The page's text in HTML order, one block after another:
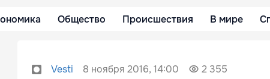
Общество Происшествия В мире
Vesti 8 ноября 2016, 14:00 2 355